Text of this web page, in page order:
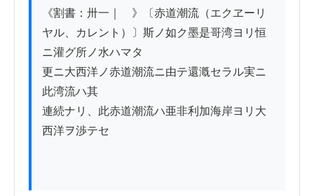
《割書：卅一｜　》〔赤道潮流（エクヱーリ
ヤル、カレント）〕斯ノ如ク墨是哥湾ヨリ恒
ニ灌グ所ノ水ハマタ
更ニ大西洋ノ赤道潮流ニ由テ還漑セラル実ニ
此湾流ハ其
連続ナリ、此赤道潮流ハ亜非利加海岸ヨリ大
西洋ヲ渉テセ